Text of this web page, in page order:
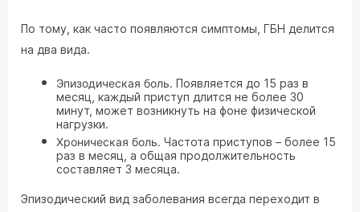
По тому, как часто появляются симптомы, ГБН делится
на два вида.
Эпизодическая боль. Появляется до 15 раз в
месяц, каждый приступ длится не более 30
минут, может возникнуть на фоне физической
нагрузки.
Хроническая боль. Частота приступов – более 15
раз в месяц, а общая продолжительность
составляет 3 месяца.
Эпизодический вид заболевания всегда переходит в